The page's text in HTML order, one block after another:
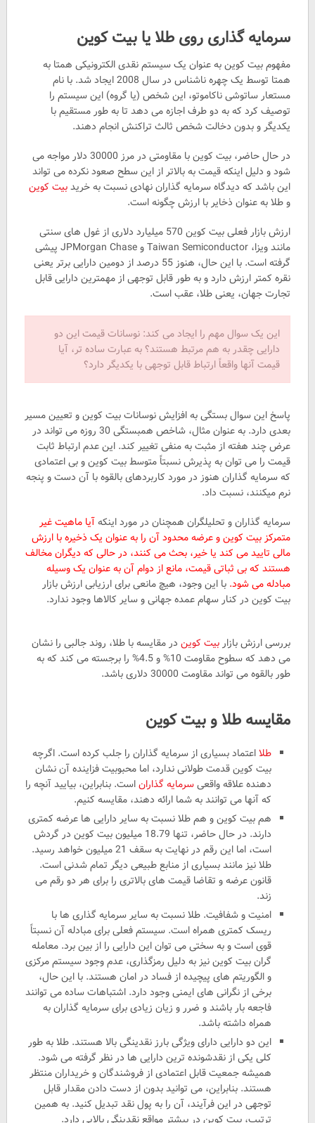
سرمایه گذاری روی طلا یا بیت کوین
مفهوم بیت کوین به عنوان یک سیستم نقدی الکترونیکی همتا به
همتا توسط یک چهره ناشناس در سال 2008 ایجاد شد. با نام
مستعار ساتوشی ناکاموتو، این شخص (یا گروه) این سیستم را
توصیف کرد که به دو طرف اجازه می دهد تا به طور مستقیم با
یکدیگر و بدون دخالت شخص ثالث تراکنش انجام دهند.
در حال حاضر، بیت کوین با مقاومتی در مرز 30000 دلار مواجه می
شود و دلیل اینکه قیمت به بالاتر از این سطح صعود نکرده می تواند
این باشد که دیدگاه سرمایه گذاران نهادی نسبت به خریدبیت کوین
و طلا به عنوان ذخایر با ارزش چگونه است.
ارزش بازار فعلی بیت کوین 570 میلیارد دلاری از غول های سنتی
مانند ویزا، Taiwan Semiconductor و JPMorgan Chase پیشی
گرفته است. با این حال، هنوز 55 درصد از دومین دارایی برتر یعنی
نقره کمتر ارزش دارد و به طور قابل توجهی از مهمترین دارایی قابل
تجارت جهان، یعنی طلا، عقب است.
این یک سوال مهم را ایجاد می کند: نوسانات قیمت این دو
دارایی چقدر به هم مرتبط هستند؟ به عبارت ساده تر، آیا
قیمت آنها واقعاً ارتباط قابل توجهی با یکدیگر دارد؟
پاسخ این سوال بستگی به افزایش نوسانات بیت کوین و تعیین مسیر
بعدی دارد. به عنوان مثال، شاخص همبستگی 30 روزه می تواند در
عرض چند هفته از مثبت به منفی تغییر کند. این عدم ارتباط ثابت
قیمت را می توان به پذیرش نسبتاً متوسط بیت کوین و بی اعتمادی
که سرمایه گذاران هنوز در مورد کاربردهای بالقوه با آن دست و پنجه
نرم میکنند، نسبت داد.
سرمایه گذاران و تحلیلگران همچنان در مورد اینکهآیا ماهیت غیر
متمرکز بیت کوین و عرضه محدود آن را به عنوان یک ذخیره با ارزش
مالی تایید می کند یا خیر، بحث می کنند، در حالی که دیگران مخالف
هستند که بی ثباتی قیمت، مانع از دوام آن به عنوان یک وسیله
مبادله می شود. با این وجود، هیچ مانعی برای ارزیابی ارزش بازار
بیت کوین در کنار سهام عمده جهانی و سایر کالاها وجود ندارد.
بررسی ارزش بازار بیت کویندر مقایسه با طلا، روند جالبی را نشان
می دهد که سطوح مقاومت 10% و 4.5% را برجسته می کند که به
طور بالقوه می تواند مقاومت 30000 دلاری باشد.
مقایسه طلا و بیت کوین
طلااعتماد بسیاری از سرمایه گذاران را جلب کرده است. اگرچه
بیت کوین قدمت طولانی ندارد، اما محبوبیت فزاینده آن نشان
دهنده علاقه واقعیسرمایه گذاراناست. بنابراین، بیایید آنچه را
که آنها می توانند به شما ارائه دهند، مقایسه کنیم.
هم بیت کوین و هم طلا نسبت به سایر دارایی ها عرضه کمتری
دارند. در حال حاضر، تنها 18.79 میلیون بیت کوین در گردش
است، اما این رقم در نهایت به سقف 21 میلیون خواهد رسید.
طلا نیز مانند بسیاری از منابع طبیعی دیگر تمام شدنی است.
قانون عرضه و تقاضا قیمت های بالاتری را برای هر دو رقم می
زند.
امنیت و شفافیت. طلا نسبت به سایر سرمایه گذاری ها با
ریسک کمتری همراه است. سیستم فعلی برای مبادله آن نسبتاً
قوی است و به سختی می توان این دارایی را از بین برد. معامله
گران بیت کوین نیز به دلیل رمزگذاری، عدم وجود سیستم مرکزی
و الگوریتم های پیچیده از فساد در امان هستند. با این حال،
برخی از نگرانی های ایمنی وجود دارد. اشتباهات ساده می توانند
فاجعه بار باشند و ضرر و زیان زیادی برای سرمایه گذاران به
همراه داشته باشد.
این دو دارایی دارای ویژگی بارز نقدینگی بالا هستند. طلا به طور
کلی یکی از نقدشونده ترین دارایی ها در نظر گرفته می شود.
همیشه جمعیت قابل اعتمادی از فروشندگان و خریداران منتظر
هستند. بنابراین، می توانید بدون از دست دادن مقدار قابل
توجهی در این فرآیند، آن را به پول نقد تبدیل کنید. به همین
ترتیب، بیت کوین در بیشتر مواقع نقدینگی بالایی دارد.